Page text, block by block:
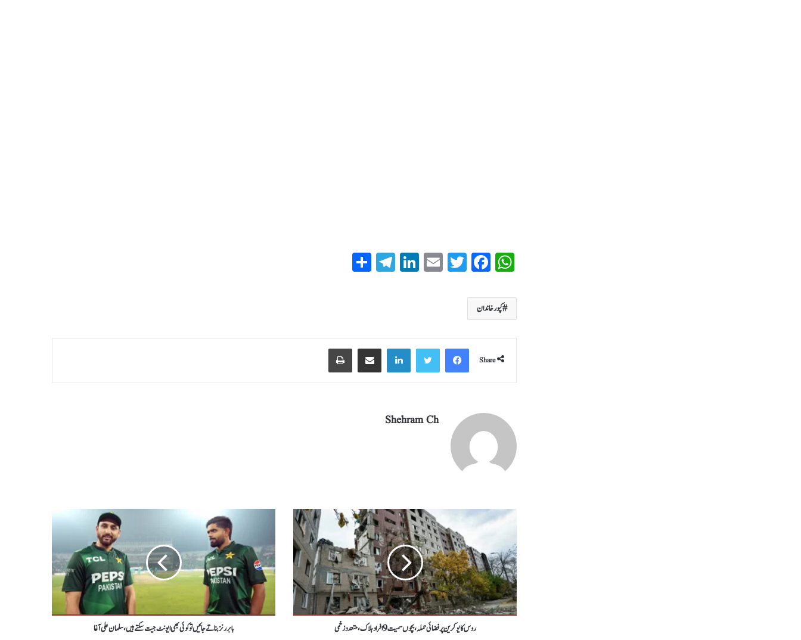
W
ha
ts
A
pp
Fa
ce
bo
ok
T
wi
E
m
Li
nk
T
el
m
کپورخاندان
Share
Shehram Ch
روس کایوکرین پرفضائی حملہ،بچوں سمیت9افراد ہلاک،متعددزخمی بابررنزبناتےجائیں توکوئی بھی ایونٹ جیت سکتے ہیں،سلمان علی آغا